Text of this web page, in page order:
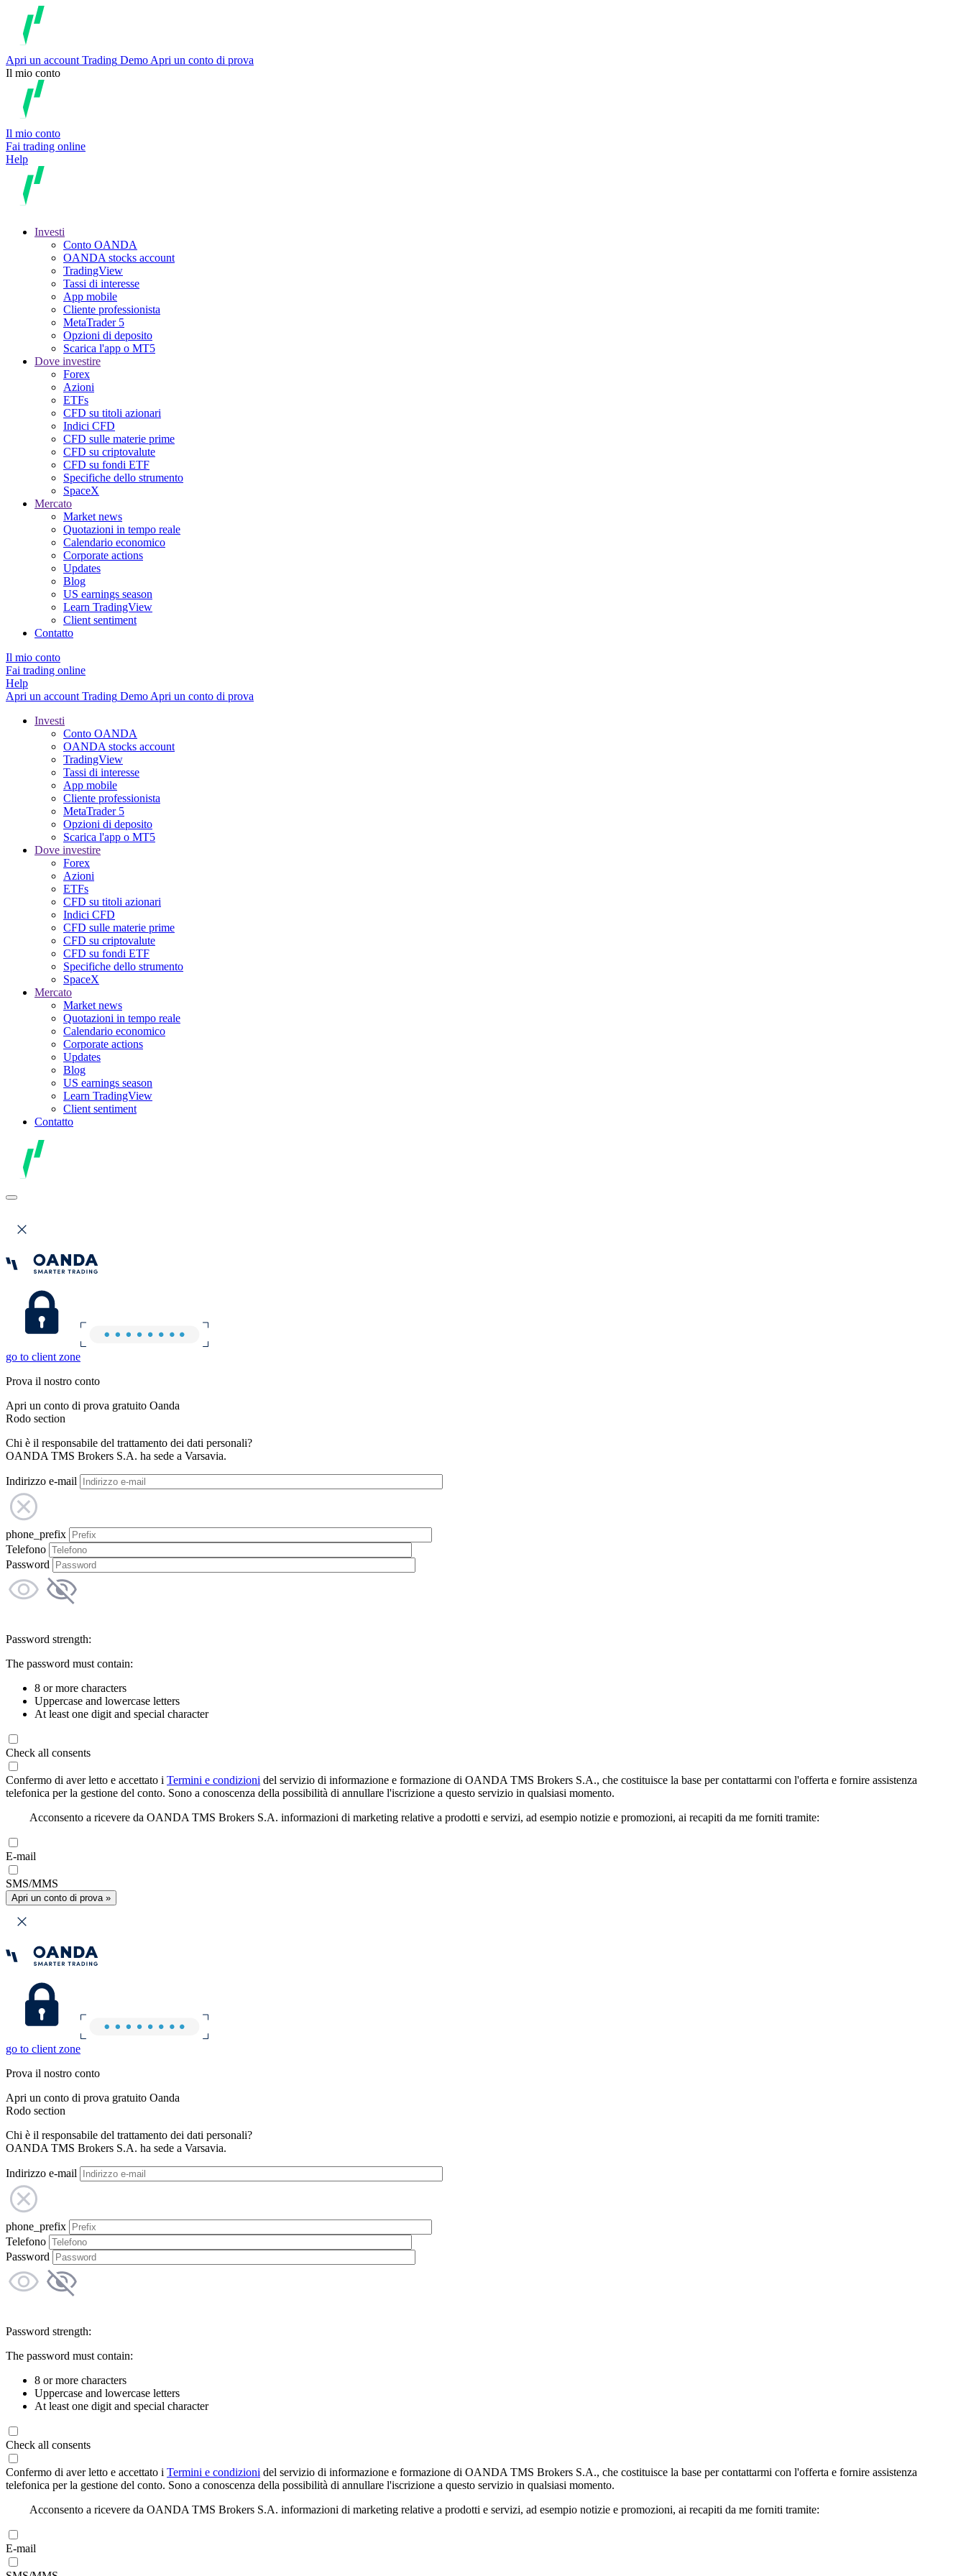
Apri un account Trading Demo Apri un conto di prova
Il mio conto
Il mio conto
Fai trading online
Help
Investi
Conto OANDA
OANDA stocks account
TradingView
Tassi di interesse
App mobile
Cliente professionista
MetaTrader 5
Opzioni di deposito
Scarica l'app o MT5
Dove investire
Forex
Azioni
ETFs
CFD su titoli azionari
Indici CFD
CFD sulle materie prime
CFD su criptovalute
CFD su fondi ETF
Specifiche dello strumento
SpaceX
Mercato
Market news
Quotazioni in tempo reale
Calendario economico
Corporate actions
Updates
Blog
US earnings season
Learn TradingView
Client sentiment
Contatto
Il mio conto
Fai trading online
Help
Apri un account Trading Demo Apri un conto di prova
Investi
Conto OANDA
OANDA stocks account
TradingView
Tassi di interesse
App mobile
Cliente professionista
MetaTrader 5
Opzioni di deposito
Scarica l'app o MT5
Dove investire
Forex
Azioni
ETFs
CFD su titoli azionari
Indici CFD
CFD sulle materie prime
CFD su criptovalute
CFD su fondi ETF
Specifiche dello strumento
SpaceX
Mercato
Market news
Quotazioni in tempo reale
Calendario economico
Corporate actions
Updates
Blog
US earnings season
Learn TradingView
Client sentiment
Contatto
go to client zone
Prova il nostro conto
Apri un conto di prova gratuito Oanda
Rodo section
Chi è il responsabile del trattamento dei dati personali?
OANDA TMS Brokers S.A. ha sede a Varsavia.
Indirizzo e-mail
phone_prefix
Telefono
Password
Password strength:
The password must contain:
8 or more characters
Uppercase and lowercase letters
At least one digit and special character
Check all consents
Confermo di aver letto e accettato i Termini e condizioni del servizio di informazione e formazione di OANDA TMS Brokers S.A., che costituisce la base per contattarmi con l'offerta e fornire assistenza
telefonica per la gestione del conto. Sono a conoscenza della possibilità di annullare l'iscrizione a questo servizio in qualsiasi momento.
Acconsento a ricevere da OANDA TMS Brokers S.A. informazioni di marketing relative a prodotti e servizi, ad esempio notizie e promozioni, ai recapiti da me forniti tramite:
E-mail
SMS/MMS
Apri un conto di prova »
go to client zone
Prova il nostro conto
Apri un conto di prova gratuito Oanda
Rodo section
Chi è il responsabile del trattamento dei dati personali?
OANDA TMS Brokers S.A. ha sede a Varsavia.
Indirizzo e-mail
phone_prefix
Telefono
Password
Password strength:
The password must contain:
8 or more characters
Uppercase and lowercase letters
At least one digit and special character
Check all consents
Confermo di aver letto e accettato i Termini e condizioni del servizio di informazione e formazione di OANDA TMS Brokers S.A., che costituisce la base per contattarmi con l'offerta e fornire assistenza
telefonica per la gestione del conto. Sono a conoscenza della possibilità di annullare l'iscrizione a questo servizio in qualsiasi momento.
Acconsento a ricevere da OANDA TMS Brokers S.A. informazioni di marketing relative a prodotti e servizi, ad esempio notizie e promozioni, ai recapiti da me forniti tramite:
E-mail